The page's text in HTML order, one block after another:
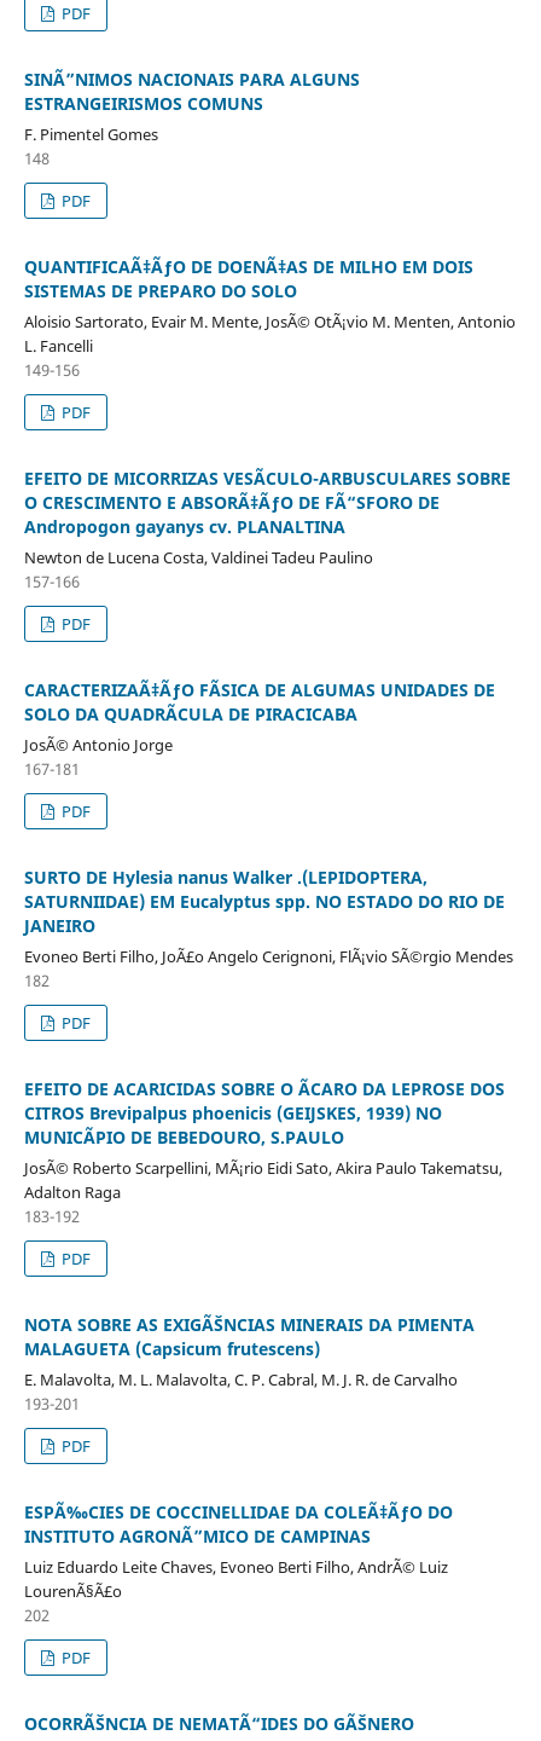
PDF
SINÃ”NIMOS NACIONAIS PARA ALGUNS
ESTRANGEIRISMOS COMUNS
F. Pimentel Gomes
148
PDF
QUANTIFICAÃ‡ÃƒO DE DOENÃ‡AS DE MILHO EM DOIS
SISTEMAS DE PREPARO DO SOLO
Aloisio Sartorato, Evair M. Mente, JosÃ© OtÃ¡vio M. Menten, Antonio
L. Fancelli
149-156
PDF
EFEITO DE MICORRIZAS VESÃCULO-ARBUSCULARES SOBRE
O CRESCIMENTO E ABSORÃ‡ÃƒO DE FÃ“SFORO DE
Andropogon gayanys cv. PLANALTINA
Newton de Lucena Costa, Valdinei Tadeu Paulino
157-166
PDF
CARACTERIZAÃ‡ÃƒO FÃSICA DE ALGUMAS UNIDADES DE
SOLO DA QUADRÃCULA DE PIRACICABA
JosÃ© Antonio Jorge
167-181
PDF
SURTO DE Hylesia nanus Walker .(LEPIDOPTERA,
SATURNIIDAE) EM Eucalyptus spp. NO ESTADO DO RIO DE
JANEIRO
Evoneo Berti Filho, JoÃ£o Angelo Cerignoni, FlÃ¡vio SÃ©rgio Mendes
182
PDF
EFEITO DE ACARICIDAS SOBRE O ÃCARO DA LEPROSE DOS
CITROS Brevipalpus phoenicis (GEIJSKES, 1939) NO
MUNICÃPIO DE BEBEDOURO, S.PAULO
JosÃ© Roberto Scarpellini, MÃ¡rio Eidi Sato, Akira Paulo Takematsu,
Adalton Raga
183-192
PDF
NOTA SOBRE AS EXIGÃŠNCIAS MINERAIS DA PIMENTA
MALAGUETA (Capsicum frutescens)
E. Malavolta, M. L. Malavolta, C. P. Cabral, M. J. R. de Carvalho
193-201
PDF
ESPÃ‰CIES DE COCCINELLIDAE DA COLEÃ‡ÃƒO DO
INSTITUTO AGRONÃ”MICO DE CAMPINAS
Luiz Eduardo Leite Chaves, Evoneo Berti Filho, AndrÃ© Luiz
LourenÃ§Ã£o
202
PDF
OCORRÃŠNCIA DE NEMATÃ“IDES DO GÃŠNERO